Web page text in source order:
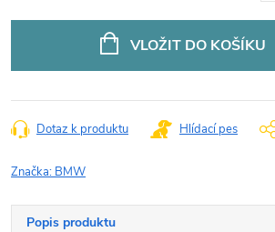
VLOŽIT DO KOŠÍKU
Dotaz k produktu Hlídací pes
Značka: BMW
Popis produktu